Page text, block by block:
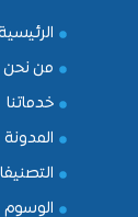
من نحن
خدماتنا
المدونة
الوسوم